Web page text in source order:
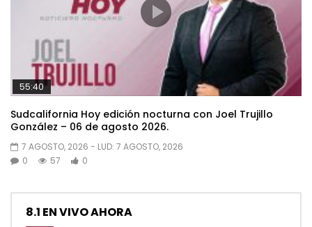
55:40
Sudcalifornia Hoy edición nocturna con Joel Trujillo
González – 06 de agosto 2026.
7 AGOSTO, 2026 - LUD: 7 AGOSTO, 2026
0
57 0
8.1 EN VIVO AHORA